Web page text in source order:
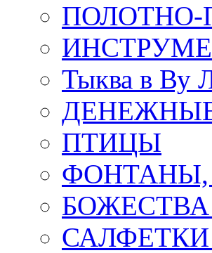
Тыква в Ву
ПТИЦЫ